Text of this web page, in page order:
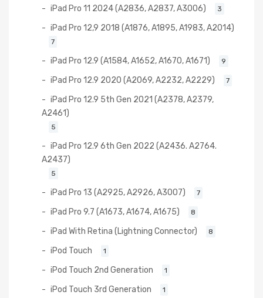
iPad Pro 11 2024 (A2836, A2837, A3006) 3
iPad Pro 12,9 2018 (A1876, A1895, A1983, A2014)
7
iPad Pro 12.9 (A1584, A1652, A1670, A1671) 9
iPad Pro 12.9 2020 (A2069, A2232, A2229) 7
iPad Pro 12.9 5th Gen 2021 (A2378, A2379,
A2461)
5
iPad Pro 12.9 6th Gen 2022 (A2436. A2764.
A2437)
5
iPad Pro 13 (A2925, A2926, A3007) 7
iPad Pro 9.7 (A1673, A1674, A1675) 8
iPad With Retina (Lightning Connector) 8
iPod Touch 1
iPod Touch 2nd Generation 1
iPod Touch 3rd Generation 1